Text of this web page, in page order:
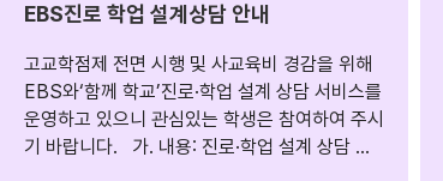
EBS진로 학업 설계상담 안내
고교학점제 전면 시행 및 사교육비 경감을 위해
EBS와‘함께 학교’진로·학업 설계 상담 서비스를
운영하고 있으니 관심있는 학생은 참여하여 주시
기 바랍니다. 가. 내용: 진로·학업 설계 상담 서